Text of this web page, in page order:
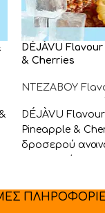
DÉJÀVU
& Cherries
NTEZABOY
DÉJÀVU
Pineapple &
δροσερού